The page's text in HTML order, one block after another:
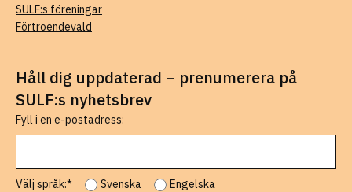
SULF:s föreningar
Förtroendevald
Håll dig uppdaterad – prenumerera på
SULF:s nyhetsbrev
Fyll i en e-postadress:
Välj språk:* Svenska Engelska